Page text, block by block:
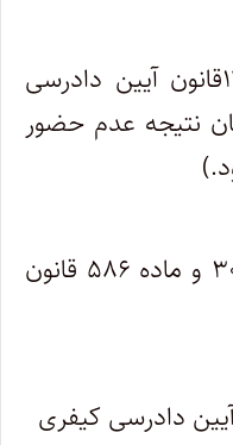
مستنداً به تبصره ماده ۱۷۴قانون آیین دادرسی
نتیجه عدم حضور
مستنداً به تبصره ۲ ماده ۳۰۷ و ماده ۵۸۶ قانون